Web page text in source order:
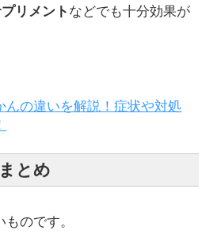
リメント などでも十分効果が
んの違いを解説！症状や対処
まとめ
のです。